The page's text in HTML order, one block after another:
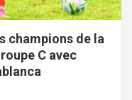
champions de la
C avec